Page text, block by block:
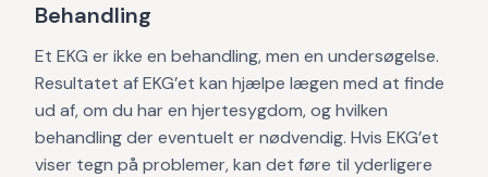
Behandling
Et EKG er ikke en behandling, men en undersøgelse.
Resultatet af EKG’et kan hjælpe lægen med at finde
ud af, om du har en hjertesygdom, og hvilken
behandling der eventuelt er nødvendig. Hvis EKG’et
viser tegn på problemer, kan det føre til yderligere